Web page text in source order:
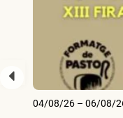
04/08/26 – 06/08/